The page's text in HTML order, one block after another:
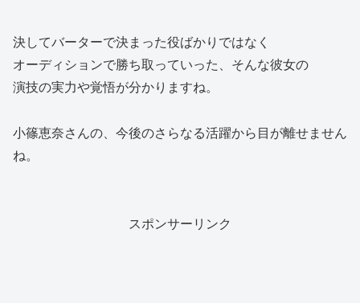
決してバーターで決まった役ばかりではなく
オーディションで勝ち取っていった、そんな彼女の
演技の実力や覚悟が分かりますね。
小篠恵奈さんの、今後のさらなる活躍から目が離せません
ね。
スポンサーリンク